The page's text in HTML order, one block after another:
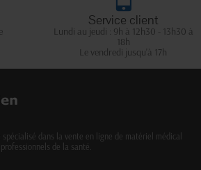
Service client
Lundi au jeudi : 9h à 12h30 - 13h30 à
18h
Le vendredi jusqu'à 17h
dans la vente en ligne de matériel médical
de la santé.